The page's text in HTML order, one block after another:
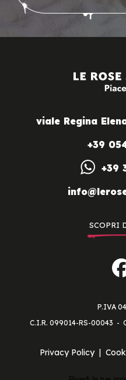
viale Regina
+39
+39
SCOPRI
P.IVA
C.I.R. 099014-RS-00043
Privacy Policy